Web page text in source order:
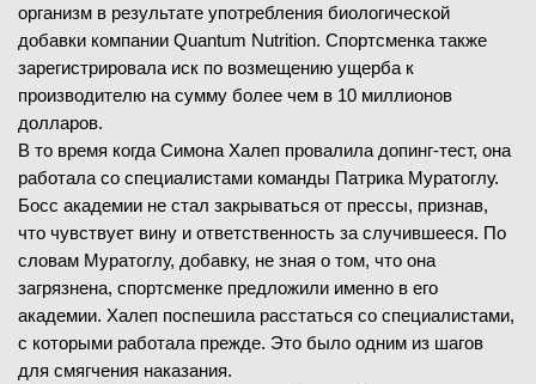
организм в результате употребления биологической
добавки компании Quantum Nutrition. Спортсменка также
зарегистрировала иск по возмещению ущерба к
производителю на сумму более чем в 10 миллионов
долларов.
В то время когда Симона Халеп провалила допинг-тест, она
работала со специалистами команды Патрика Муратоглу.
Босс академии не стал закрываться от прессы, признав,
что чувствует вину и ответственность за случившееся. По
словам Муратоглу, добавку, не зная о том, что она
загрязнена, спортсменке предложили именно в его
академии. Халеп поспешила расстаться со специалистами,
с которыми работала прежде. Это было одним из шагов
для смягчения наказания.